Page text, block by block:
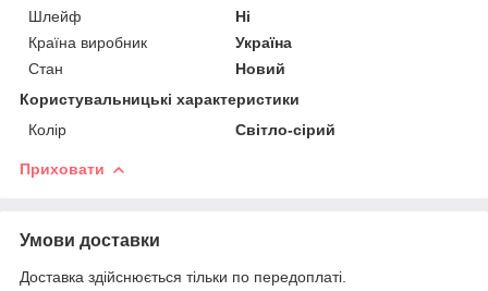
Шлейф
Ні
Країна виробник
Україна
Стан
Новий
Користувальницькі характеристики
Колір
Світло-сірий
Приховати
Умови доставки
Доставка здійснюється тільки по передоплаті.